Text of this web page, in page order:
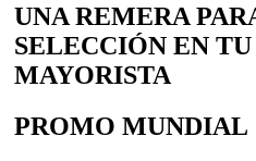
UNA REMERA
SELECCIÓN EN
MAYORISTA
PROMO MUNDIAL